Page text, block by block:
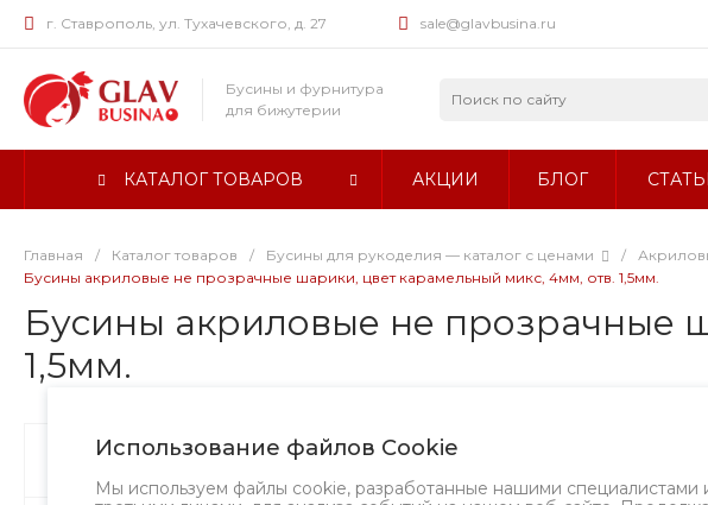
г. Ставрополь, ул. Тухачевского, д. 27 sale@glavbusina.ru
Бусины и фурнитура
для бижутерии
КАТАЛОГ ТОВАРОВ АКЦИИ БЛОГ
Главная / Каталог товаров / Бусины для рукоделия — каталог с ценами /
Бусины акриловые не прозрачные шарики, цвет карамельный микс, 4мм, отв. 1,5мм.
Бусины акриловые не прозрачные
1,5мм.
Использование файлов Cookie
Мы используем файлы cookie, разработанные нашими специалистами
Бусины